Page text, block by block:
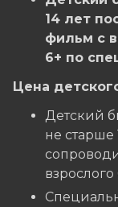
14 лет
фильм с
6+ по
Цена
Детский
не старше
взрослого